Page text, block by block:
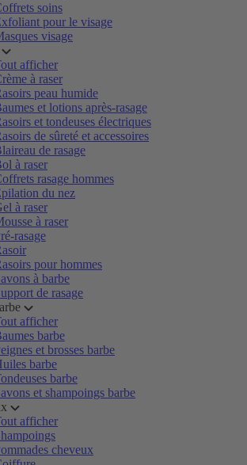
soins
pour le visage
visage
afficher
à raser
peau humide
et lotions après-rasage
et tondeuses électriques
de sûreté et accessoires
de rasage
à raser
rasage hommes
du nez
à raser
à raser
rasage
pour hommes
à barbe
de rasage
afficher
barbe
et brosses barbe
barbe
barbe
et shampoings barbe
afficher
cheveux